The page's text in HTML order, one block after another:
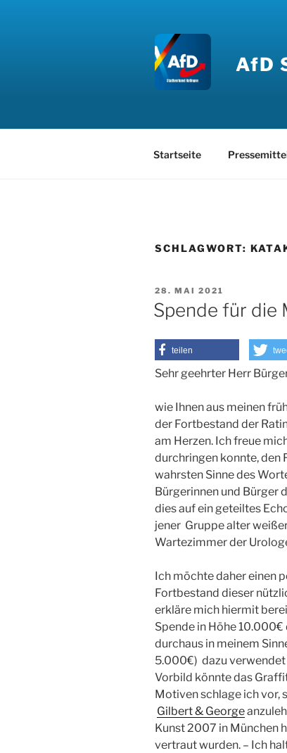
AfD
Startseite
SCHLAGWORT:
VERÖFFENTLICHT
AM
28. MAI 2021
Spende für
teilen
Sehr geehrter Herr
wie Ihnen aus meinen
der Fortbestand der
am Herzen. Ich freue
durchringen konnte, den
wahrsten Sinne des
Bürgerinnen und Bürger
dies auf ein geteiltes
jener Gruppe alter
Wartezimmer der
Ich möchte daher einen
Fortbestand dieser
erkläre mich hiermit
Spende in Höhe
durchaus in meinem
5.000€) dazu verwendet
Vorbild könnte das
Motiven schlage ich vor,
Gilbert & George
Kunst 2007 in München
vertraut wurden. – Ich